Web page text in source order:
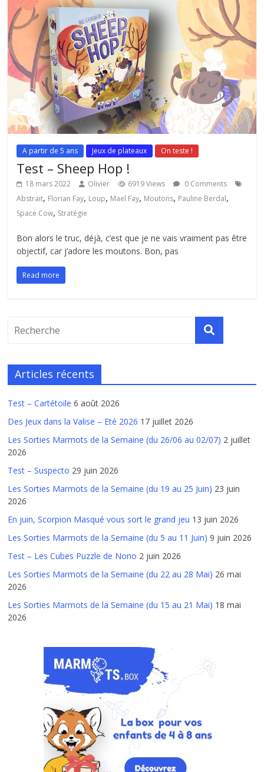
A partir de 5 ans Jeux de plateaux On teste !
Test – Sheep Hop !
18 mars 2022 Olivier 6919 Views
0 Comments
Abstrait, Florian Fay, Loup, Mael Fay, Moutons, Pauline Berdal,
Space Cow, Stratégie
Bon alors le truc, déjà, c’est que je ne vais vraiment pas être
objectif, car j’adore les moutons. Bon, pas
Read more
Articles récents
Test – Cartétoile 6 août 2026
Des Jeux dans la Valise – Eté 2026 17 juillet 2026
Les Sorties Marmots de la Semaine (du 26/06 au 02/07) 2 juillet
2026
Test – Suspecto 29 juin 2026
Les Sorties Marmots de la Semaine (du 19 au 25 Juin) 23 juin
2026
En juin, Scorpion Masqué vous sort le grand jeu 13 juin 2026
Les Sorties Marmots de la Semaine (du 5 au 11 Juin) 9 juin 2026
Test – Les Cubes Puzzle de Nono 2 juin 2026
Les Sorties Marmots de la Semaine (du 22 au 28 Mai) 26 mai
2026
Les Sorties Marmots de la Semaine (du 15 au 21 Mai) 18 mai
2026